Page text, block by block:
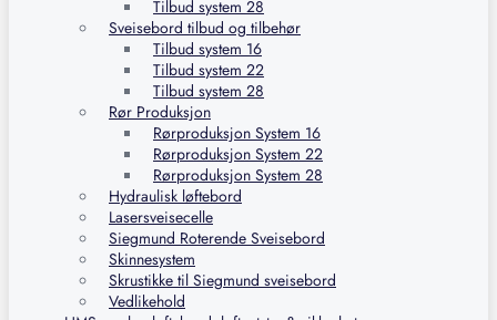
Tilbud system 28
Sveisebord tilbud og tilbehør
Tilbud system 16
Tilbud system 22
Tilbud system 28
Rør Produksjon
Rørproduksjon System 16
Rørproduksjon System 22
Rørproduksjon System 28
Hydraulisk løftebord
Lasersveisecelle
Siegmund Roterende Sveisebord
Skinnesystem
Skrustikke til Siegmund sveisebord
Vedlikehold